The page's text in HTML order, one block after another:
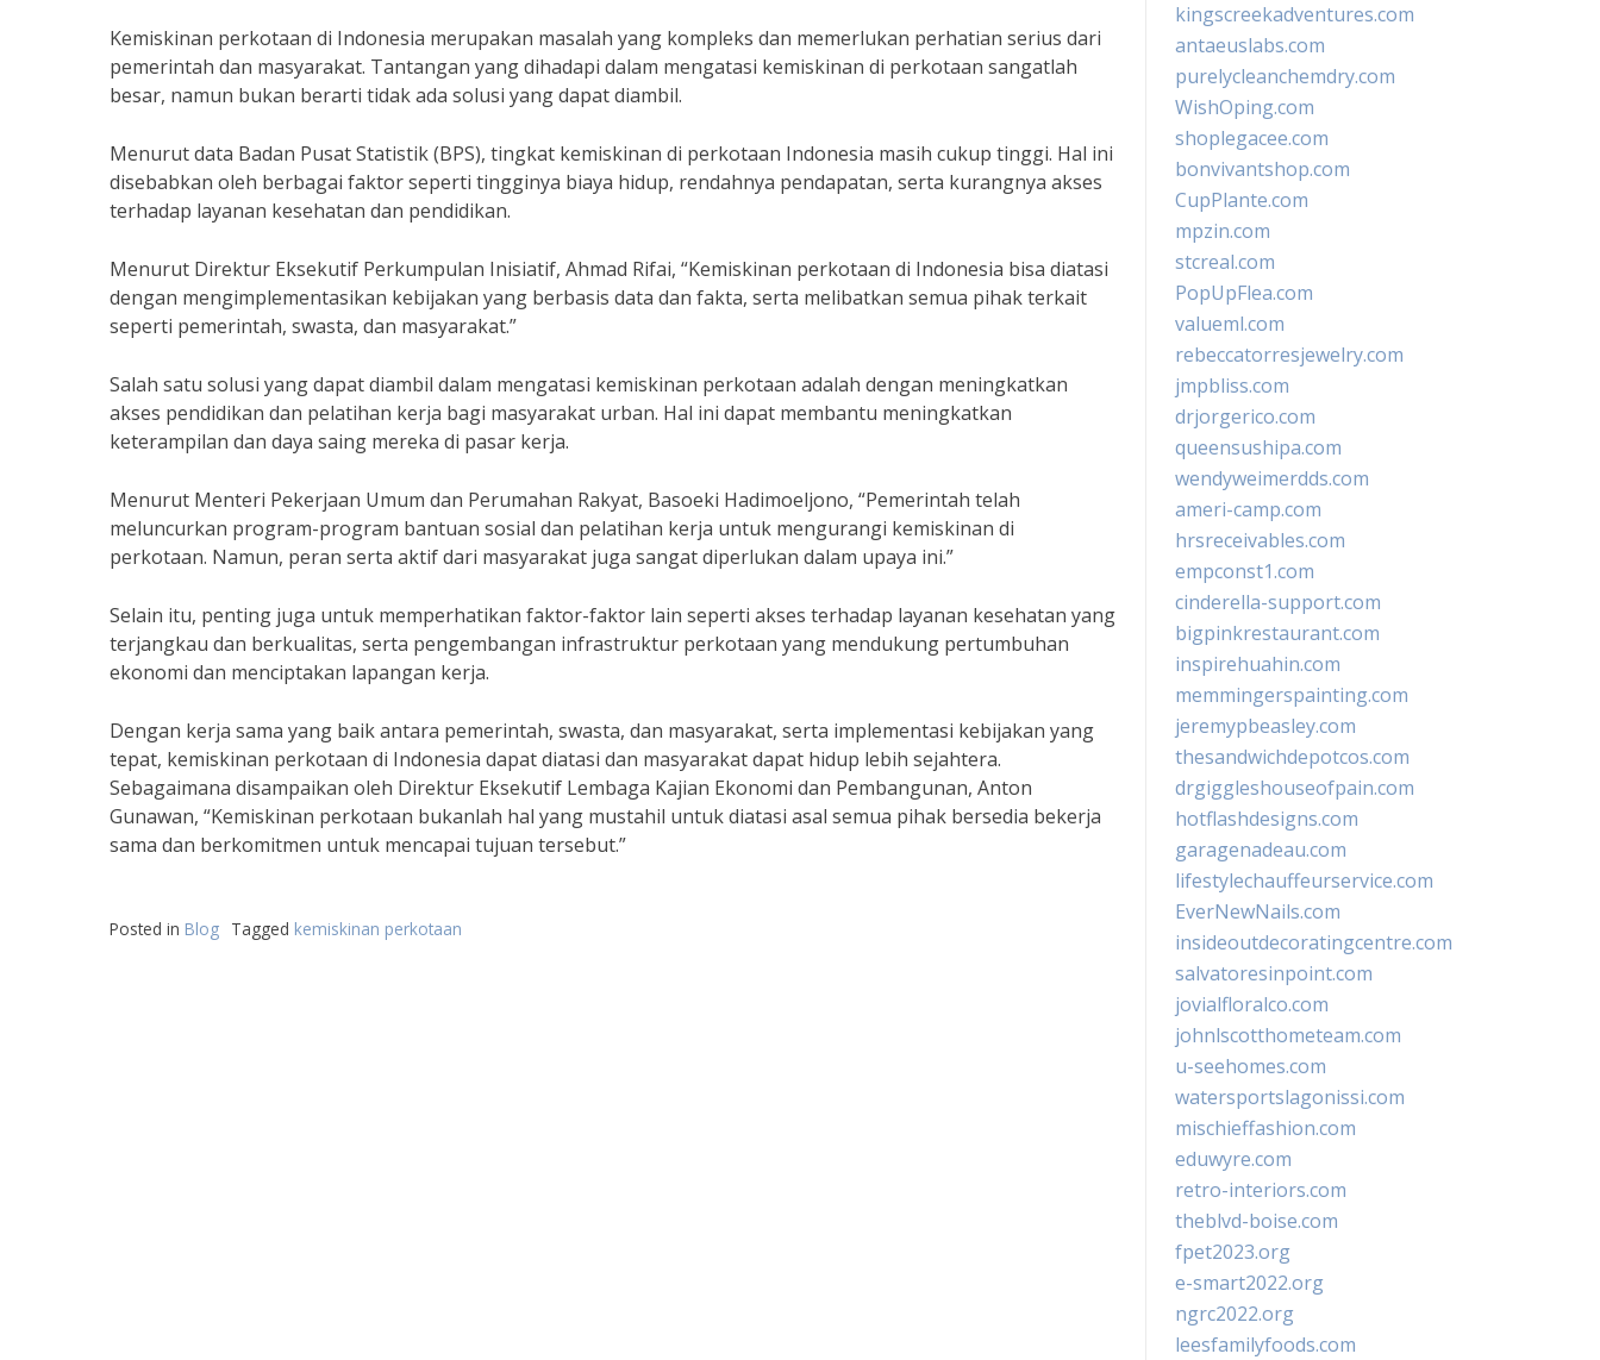
Kemiskinan perkotaan di Indonesia merupakan masalah yang kompleks dan memerlukan perhatian serius dari
pemerintah dan masyarakat. Tantangan yang dihadapi dalam mengatasi kemiskinan di perkotaan sangatlah
besar, namun bukan berarti tidak ada solusi yang dapat diambil.
Menurut data Badan Pusat Statistik (BPS), tingkat kemiskinan di perkotaan Indonesia masih cukup tinggi. Hal ini
disebabkan oleh berbagai faktor seperti tingginya biaya hidup, rendahnya pendapatan, serta kurangnya akses
terhadap layanan kesehatan dan pendidikan.
Menurut Direktur Eksekutif Perkumpulan Inisiatif, Ahmad Rifai, “Kemiskinan perkotaan di Indonesia bisa diatasi
dengan mengimplementasikan kebijakan yang berbasis data dan fakta, serta melibatkan semua pihak terkait
seperti pemerintah, swasta, dan masyarakat.”
Salah satu solusi yang dapat diambil dalam mengatasi kemiskinan perkotaan adalah dengan meningkatkan
akses pendidikan dan pelatihan kerja bagi masyarakat urban. Hal ini dapat membantu meningkatkan
keterampilan dan daya saing mereka di pasar kerja.
Menurut Menteri Pekerjaan Umum dan Perumahan Rakyat, Basoeki Hadimoeljono, “Pemerintah telah
meluncurkan program-program bantuan sosial dan pelatihan kerja untuk mengurangi kemiskinan di
perkotaan. Namun, peran serta aktif dari masyarakat juga sangat diperlukan dalam upaya ini.”
Selain itu, penting juga untuk memperhatikan faktor-faktor lain seperti akses terhadap layanan kesehatan yang
terjangkau dan berkualitas, serta pengembangan infrastruktur perkotaan yang mendukung pertumbuhan
ekonomi dan menciptakan lapangan kerja.
Dengan kerja sama yang baik antara pemerintah, swasta, dan masyarakat, serta implementasi kebijakan yang
tepat, kemiskinan perkotaan di Indonesia dapat diatasi dan masyarakat dapat hidup lebih sejahtera.
Sebagaimana disampaikan oleh Direktur Eksekutif Lembaga Kajian Ekonomi dan Pembangunan, Anton
Gunawan, “Kemiskinan perkotaan bukanlah hal yang mustahil untuk diatasi asal semua pihak bersedia bekerja
sama dan berkomitmen untuk mencapai tujuan tersebut.”
Posted in Blog Tagged kemiskinan perkotaan
kingscreekadventures.com
antaeuslabs.com
purelycleanchemdry.com
WishOping.com
shoplegacee.com
bonvivantshop.com
CupPlante.com
mpzin.com
stcreal.com
PopUpFlea.com
valueml.com
rebeccatorresjewelry.com
jmpbliss.com
drjorgerico.com
queensushipa.com
wendyweimerdds.com
ameri-camp.com
hrsreceivables.com
empconst1.com
cinderella-support.com
bigpinkrestaurant.com
inspirehuahin.com
memmingerspainting.com
jeremypbeasley.com
thesandwichdepotcos.com
drgiggleshouseofpain.com
hotflashdesigns.com
garagenadeau.com
lifestylechauffeurservice.com
EverNewNails.com
insideoutdecoratingcentre.com
salvatoresinpoint.com
jovialfloralco.com
johnlscotthometeam.com
u-seehomes.com
watersportslagonissi.com
mischieffashion.com
eduwyre.com
retro-interiors.com
theblvd-boise.com
fpet2023.org
e-smart2022.org
ngrc2022.org
leesfamilyfoods.com